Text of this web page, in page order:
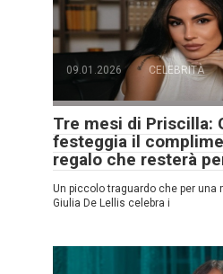
09.01.2026
CELEBRITÀ
Tre mesi di Priscilla:
festeggia il
regalo che resterà
Un piccolo traguardo che per
Giulia De Lellis celebra i